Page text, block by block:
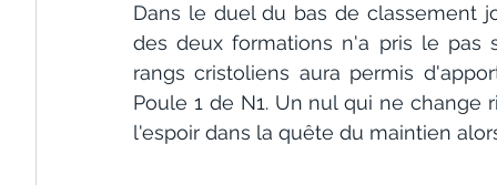
Dans le duel du bas de classement
des deux formations n'a pris le pas
rangs cristoliens aura permis
Poule 1 de N1. Un nul qui ne
l'espoir dans la quête du maintien